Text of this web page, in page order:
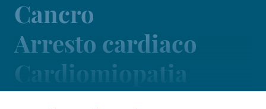
Cancro
Arresto cardiaco
Cardiomiopatia